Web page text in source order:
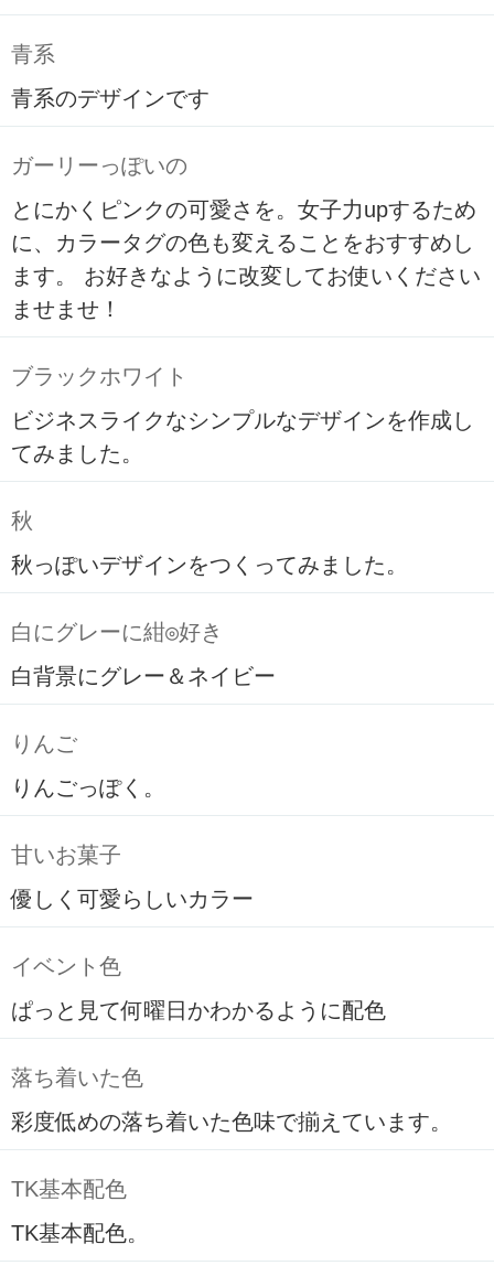
青系
青系のデザインです
ガーリーっぽいの
とにかくピンクの可愛さを。女子力upするため
に、カラータグの色も変えることをおすすめし
ます。 お好きなように改変してお使いください
ませませ！
ブラックホワイト
ビジネスライクなシンプルなデザインを作成し
てみました。
秋
秋っぽいデザインをつくってみました。
白にグレーに紺◎好き
白背景にグレー＆ネイビー
りんご
りんごっぽく。
甘いお菓子
優しく可愛らしいカラー
イベント色
ぱっと見て何曜日かわかるように配色
落ち着いた色
彩度低めの落ち着いた色味で揃えています。
TK基本配色
TK基本配色。